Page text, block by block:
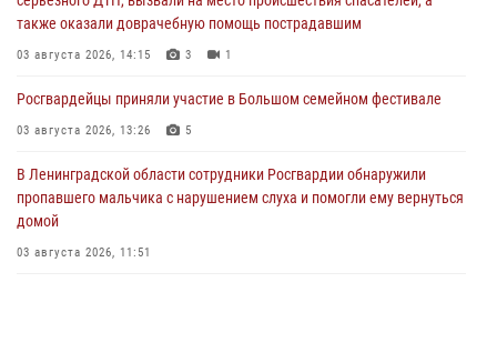
также оказали доврачебную помощь пострадавшим
03 августа 2026, 14:15 3 1
Росгвардейцы приняли участие в Большом семейном фестивале
03 августа 2026, 13:26 5
В Ленинградской области сотрудники Росгвардии обнаружили
пропавшего мальчика с нарушением слуха и помогли ему вернуться
домой
03 августа 2026, 11:51